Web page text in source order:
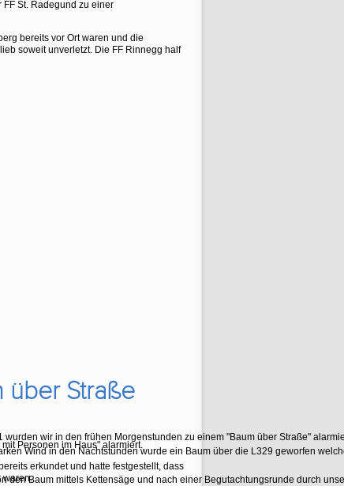
St. Radegund zu einer
bereits vor Ort waren und die
soweit unverletzt. Die FF Rinnegg half
Personen im Haus" alarmiert.
erkundet und hatte festgestellt, dass
waren.
über Straße
wurden wir in den frühen Morgenstunden zu einem "Baum über Straße"
Wind in den Nachtstunden wurde ein Baum über die L329 geworfen
den Baum mittels Kettensäge und nach einer Begutachtungsrunde durch